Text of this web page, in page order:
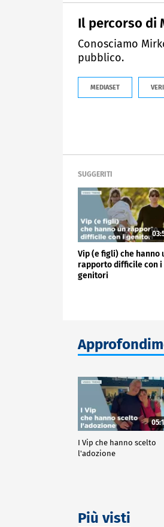
Il percorso di
Conosciamo
pubblico.
MEDIASET
SUGGERITI
Vip (e figli) che hanno
rapporto difficile con i
genitori
I Vip che hanno scelto
l'adozione
Più visti